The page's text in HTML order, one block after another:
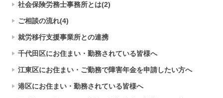
社会保険労務士事務所とは(2)
ご相談の流れ(4)
就労移行支援事業所との連携
千代田区にお住まい・勤務されている皆様へ
江東区にお住まい・ご勤務で障害年金を申請したい方へ
港区にお住まい・勤務されている皆様へ